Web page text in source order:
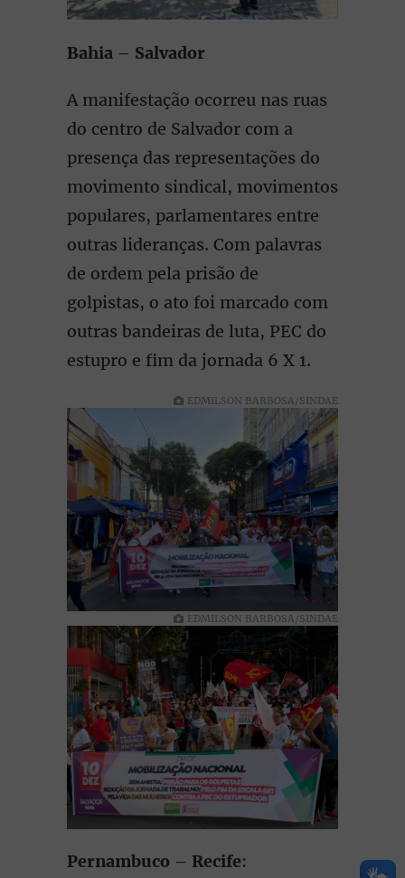
Bahia – Salvador
A manifestação ocorreu nas ruas
do centro de Salvador com a
presença das representações do
movimento sindical, movimentos
populares, parlamentares entre
outras lideranças. Com palavras
de ordem pela prisão de
golpistas, o ato foi marcado com
outras bandeiras de luta, PEC do
estupro e fim da jornada 6 X 1.
EDMILSON BARBOSA/SINDAE
EDMILSON BARBOSA/SINDAE
Pernambuco – Recife: